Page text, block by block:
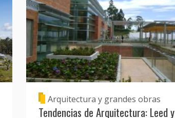
Arquitectura y grandes obras
Tendencias de Arquitectura: Leed y